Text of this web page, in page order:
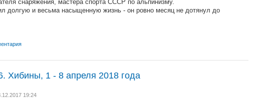
снаряжения, мастера спорта СССР по альпинизму.
долгую и весьма насыщенную жизнь - он ровно месяц не дотянул до
Хибины, 1 - 8 апреля 2018 года
19:24